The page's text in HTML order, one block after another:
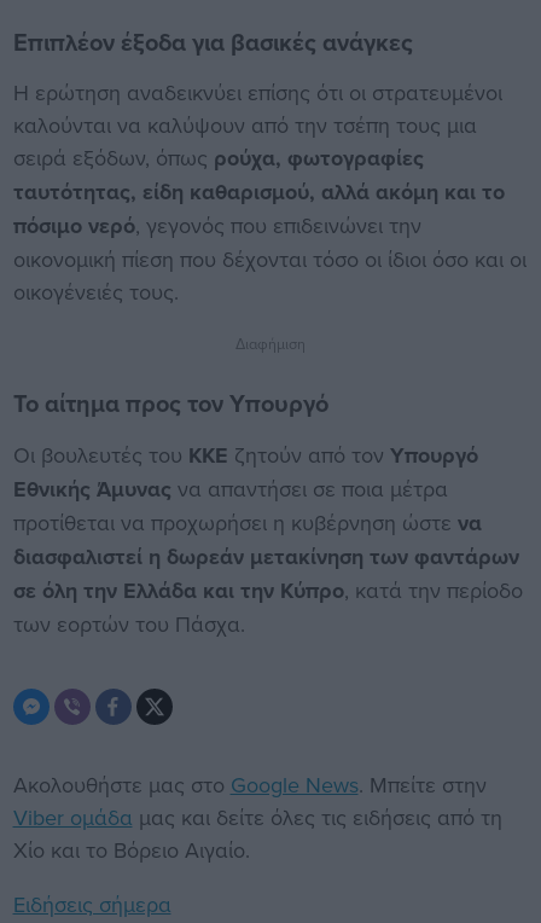
Επιπλέον έξοδα για βασικές ανάγκες
Η ερώτηση αναδεικνύει επίσης ότι οι στρατευμένοι
καλούνται να καλύψουν από την τσέπη τους μια
σειρά εξόδων, όπως ρούχα, φωτογραφίες
ταυτότητας, είδη καθαρισμού, αλλά ακόμη και το
πόσιμο νερό, γεγονός που επιδεινώνει την
οικονομική πίεση που δέχονται τόσο οι ίδιοι όσο και οι
οικογένειές τους.
Διαφήμιση
Το αίτημα προς τον Υπουργό
Οι βουλευτές του ΚΚΕ ζητούν από τον Υπουργό
Εθνικής Άμυνας να απαντήσει σε ποια μέτρα
προτίθεται να προχωρήσει η κυβέρνηση ώστε να
διασφαλιστεί η δωρεάν μετακίνηση των φαντάρων
σε όλη την Ελλάδα και την Κύπρο, κατά την περίοδο
των εορτών του Πάσχα.
Ακολουθήστε μας στο Google News. Μπείτε στην
Viber ομάδα μας και δείτε όλες τις ειδήσεις από τη
Χίο και το Βόρειο Αιγαίο.
Ειδήσεις σήμερα